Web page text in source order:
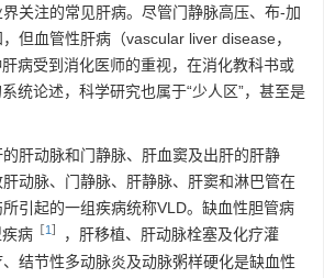
关注的常见肝病。尽管门静脉高压、布-加
但血管性肝病（vascular liver disease，
病受到消化医师的重视，在消化教科书或
统论述，科学研究也属于“少人区”，甚至是
肝动脉和门静脉、肝血窦及出肝的肝静
动脉、门静脉、肝静脉、肝窦和淋巴管在
引起的一组疾病统称VLD。缺血性胆管病
病 ［1］
，肝移植、肝动脉栓塞及化疗灌
结节性多动脉炎及动脉粥样硬化是缺血性